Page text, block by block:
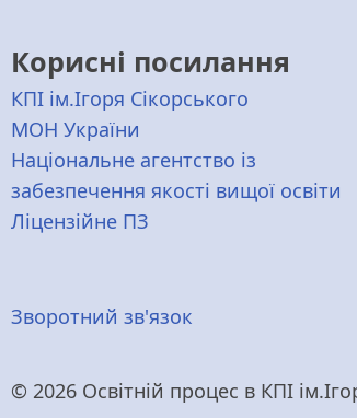
Корисні посилання
КПІ ім.Ігоря Сікорського
МОН України
Національне агентство із
забезпечення якості вищої освіти
Ліцензійне ПЗ
Меню
колонтитулу
Зворотний зв'язок
© 2026 Освітній процес в КПІ